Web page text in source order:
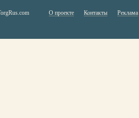
О проекте Контакты Реклама